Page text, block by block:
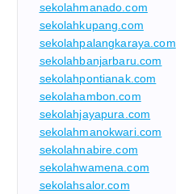
sekolahmanado.com
sekolahkupang.com
sekolahpalangkaraya.com
sekolahbanjarbaru.com
sekolahpontianak.com
sekolahambon.com
sekolahjayapura.com
sekolahmanokwari.com
sekolahnabire.com
sekolahwamena.com
sekolahsalor.com